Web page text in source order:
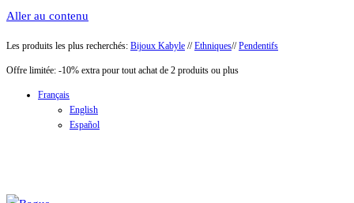
Aller au contenu
Les produits les plus recherchés: Bijoux Kabyle //Ethniques//Pendentifs
Offre limitée: -10% extra pour tout achat de 2 produits ou plus
Français
English
Español